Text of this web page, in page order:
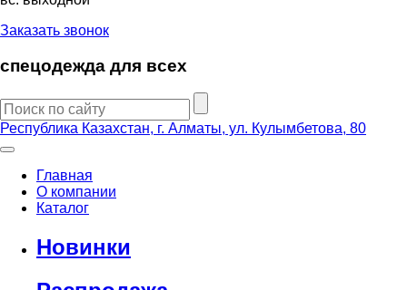
Заказать звонок
спецодежда для всех
Республика Казахстан, г. Алматы, ул. Кулымбетова, 80
Главная
О компании
Каталог
Новинки